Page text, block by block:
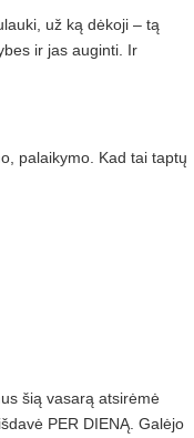
už ką dėkoji – tą
ir jas auginti. Ir
palaikymo. Kad tai taptų
šią vasarą atsirėmė
PER DIENĄ. Galėjo